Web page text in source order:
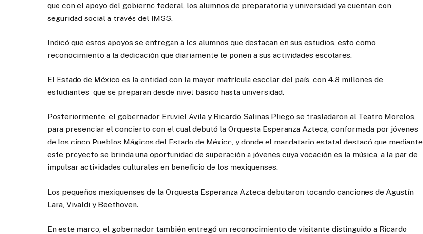
que con el apoyo del gobierno federal, los alumnos de preparatoria y universidad ya cuentan con
seguridad social a través del IMSS.
Indicó que estos apoyos se entregan a los alumnos que destacan en sus estudios, esto como
reconocimiento a la dedicación que diariamente le ponen a sus actividades escolares.
El Estado de México es la entidad con la mayor matrícula escolar del país, con 4.8 millones de
estudiantes que se preparan desde nivel básico hasta universidad.
Posteriormente, el gobernador Eruviel Ávila y Ricardo Salinas Pliego se trasladaron al Teatro Morelos,
para presenciar el concierto con el cual debutó la Orquesta Esperanza Azteca, conformada por jóvenes
de los cinco Pueblos Mágicos del Estado de México, y donde el mandatario estatal destacó que mediante
este proyecto se brinda una oportunidad de superación a jóvenes cuya vocación es la música, a la par de
impulsar actividades culturales en beneficio de los mexiquenses.
Los pequeños mexiquenses de la Orquesta Esperanza Azteca debutaron tocando canciones de Agustín
Lara, Vivaldi y Beethoven.
En este marco, el gobernador también entregó un reconocimiento de visitante distinguido a Ricardo